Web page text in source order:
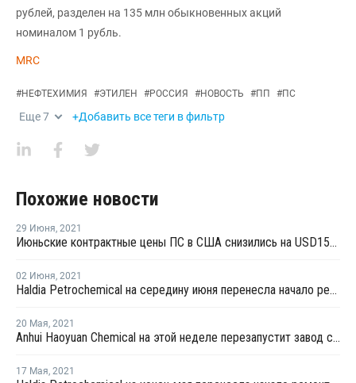
рублей, разделен на 135 млн обыкновенных акций
номиналом 1 рубль.
MRC
#НЕФТЕХИМИЯ #ЭТИЛЕН #РОССИЯ #НОВОСТЬ #ПП #ПС
Еще7 +Добавить все теги в фильтр
Похожие новости
29 Июня, 2021
Июньские контрактные цены ПС в США снизились на USD154-176 за тонну
02 Июня, 2021
Haldia Petrochemical на середину июня перенесла начало ремонта на заводе бутадиена в Халдии из-за пандемии COVID-19
20 Мая, 2021
Anhui Haoyuan Chemical на этой неделе перезапустит завод стирола Фуяне после внепланового ремонта
17 Мая, 2021